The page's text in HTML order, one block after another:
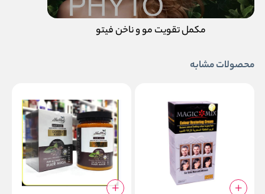
مکمل تقویت مو و ناخن فیتو
محصولات مشابه